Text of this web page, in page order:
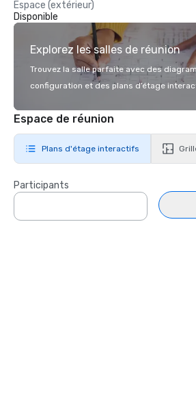
Espace (extérieur)
Disponible
Explorez les salles de réunion
Trouvez la salle parfaite avec des
configuration et des plans d’étage
Espace de réunion
Plans d'étage interactifs
Participants